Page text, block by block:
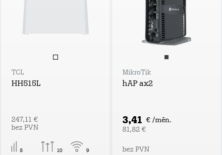
TCL
HH515L
247,11 €
bez PVN
8 10 9
MikroTik
hAP ax2
3,41 € /mēn.
81,82 €
bez PVN